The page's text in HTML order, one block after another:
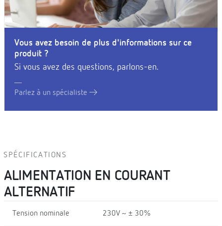
Vous avez besoin de plus d'informations sur ce
produit ?
Si vous avez des questions, parlons-en.
Parlez à un spécialiste
SPÉCIFICATIONS
ALIMENTATION EN COURANT
ALTERNATIF
Tension nominale 230V ~ ± 30%